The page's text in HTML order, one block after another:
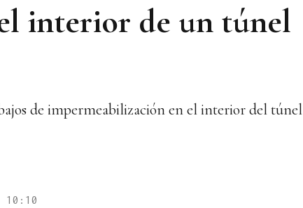
interior de un túnel
de impermeabilización en el interior del túnel
10:10